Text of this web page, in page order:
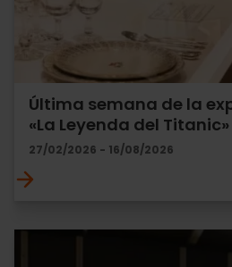
Última semana de la
«La Leyenda del Titanic»
27/02/2026 - 16/08/2026